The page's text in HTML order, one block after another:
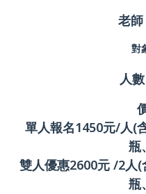
老
對
人
單人報名1450元/人(
瓶
雙人優惠2600元 /2人
瓶